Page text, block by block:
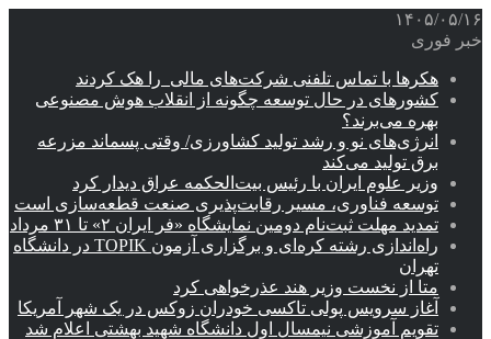
۱۴۰۵/۰۵/۱۶
خبر فوری
هکرها با تماس تلفنی شرکت‌های مالی را هک کردند
کشورهای در حال توسعه چگونه از انقلاب هوش مصنوعی
بهره می‌برند؟
انرژی‌های نو و رشد تولید کشاورزی/ وقتی پسماند مزرعه‌
برق تولید می‌کند
وزیر علوم ایران با رئیس بیت‌الحکمه عراق دیدار کرد
توسعه فناوری، مسیر رقابت‌پذیری صنعت قطعه‌سازی است
تمدید مهلت ثبت‌نام دومین نمایشگاه «فر ایران ۲» تا ۳۱ مرداد
راه‌اندازی رشته کره‌ای و برگزاری آزمون TOPIK در دانشگاه
تهران
متا از نخست وزیر هند عذرخواهی کرد
آغاز سرویس پولی تاکسی خودران زوکس در یک شهر آمریکا
تقویم آموزشی نیمسال اول دانشگاه شهید بهشتی اعلام شد